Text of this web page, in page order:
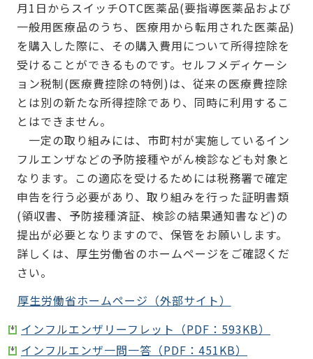
月1日からスイッチOTC医薬品(要指導医薬品および
一般用医療品のうち、医療用から転用された医薬品)
を購入した際に、その購入費用について所得控除を
受けることができるものです。セルフメディケーシ
ョン税制(医療費控除の特例)は、従来の医療費控除
とは別の新たな所得控除であり、同時に利用するこ
とはできません。
一定の取り組みには、市町村が実施しているイン
フルエンザなどの予防接種やがん検診なども対象と
なります。この適応を受けるためには税務署で確定
申告を行う必要があり、取り組みを行った証明書類
(領収書、予防接種済証、検診の結果通知書など)の
提出が必要となりますので、保管をお願いします。
詳しくは、厚生労働省のホームページをご確認くだ
さい。
厚生労働省ホームページ（外部サイト）
インフルエンザリーフレット（PDF：593KB）
インフルエンザ一問一答（PDF：451KB）